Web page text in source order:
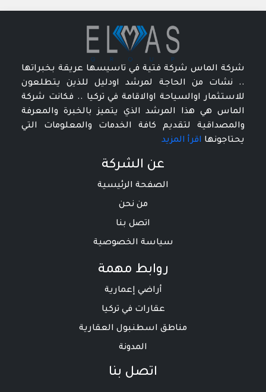
شركة الماس شركة فتية في تاسيسها عريقة بخبراتها
.. نشات من الحاجة لمرشد اودليل للذين يتطلعون
للاستثمار اوالسياحة اوالاقامة في تركيا .. فكانت شركة
الماس هي هذا المرشد الذي يتميز بالخبرة والمعرفة
والمصداقية لتقديم كافة الخدمات والمعلومات التي
يحتاجونها اقرأ المزيد
عن الشركة
الصفحة الرئيسية
من نحن
اتصل بنا
سياسة الخصوصية
روابط مهمة
أراضي إعمارية
عقارات في تركيا
مناطق اسطنبول العقارية
المدونة
اتصل بنا